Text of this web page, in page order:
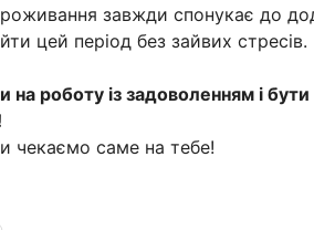
завжди спонукає до
цей період без зайвих стресів.
роботу із задоволенням і бути
чекаємо саме на тебе!